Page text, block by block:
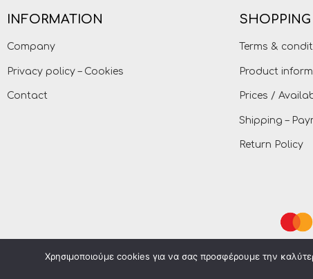
INFORMATION
Company
Privacy policy – Cookies
Contact
Terms &
Product
Prices /
Shipping –
Return Policy
Χρησιμοποιούμε cookies για να σας προσφέρουμε την